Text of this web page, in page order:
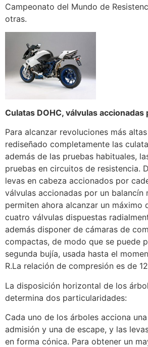
Campeonato del Mundo de
otras.
Culatas DOHC, válvulas accionadas
Para alcanzar revoluciones más
rediseñado completamente las
además de las pruebas habituales,
pruebas en circuitos de resistencia.
levas en cabeza accionados por
válvulas accionadas por un balancín
permiten ahora alcanzar un máximo
cuatro válvulas dispuestas
además disponer de cámaras de
compactas, de modo que se puede
segunda bujía, usada hasta el
R.La relación de compresión es de
La disposición horizontal de los
determina dos particularidades:
Cada uno de los árboles acciona
admisión y una de escape, y las
en forma cónica. Para obtener un